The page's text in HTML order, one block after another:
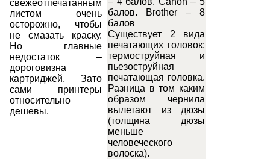
свежеотпечатанным
листом очень
осторожно, чтобы
не смазать краску.
Но главные
недостаток –
дороговизна
картриджей. Зато
сами принтеры
относительно
дешевы.
балов. Brother – 8
балов
Существует 2 вида
печатающих головок:
термоструйная и
пьезоструйная
печатающая головка.
Разница в том каким
образом чернила
вылетают из дюзы
(толщина дюзы
меньше
человеческого
волоска).